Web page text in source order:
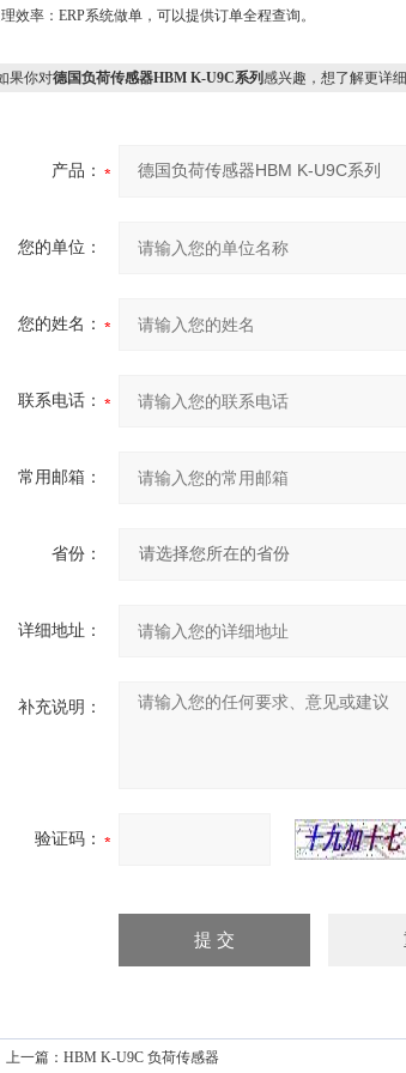
效率：ERP系统做单，可以提供订单全程查询。
你对德国负荷传感器HBM K-U9C系列感兴趣，想了解更详
产品：
您的单位：
您的姓名：
联系电话：
常用邮箱：
省份：
详细地址：
补充说明：
验证码：
上一篇： HBM K-U9C 负荷传感器